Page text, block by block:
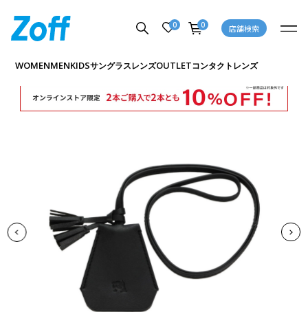
0 0 店舗検索
WOMENMENKIDSサングラスレンズOUTLETコンタクトレンズ
商品詳細ページへ